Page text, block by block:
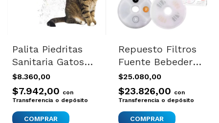
Palita Piedritas
Sanitaria Gatos
Limpieza Litera
Shaker
$8.360,00
$7.942,00 con
Transferencia o depósito
COMPRAR
Repuesto Filtros
Fuente Bebedero
Gato Perros
Flower Zeus
Blanco
$25.080,00
$23.826,00 con
Transferencia o depósito